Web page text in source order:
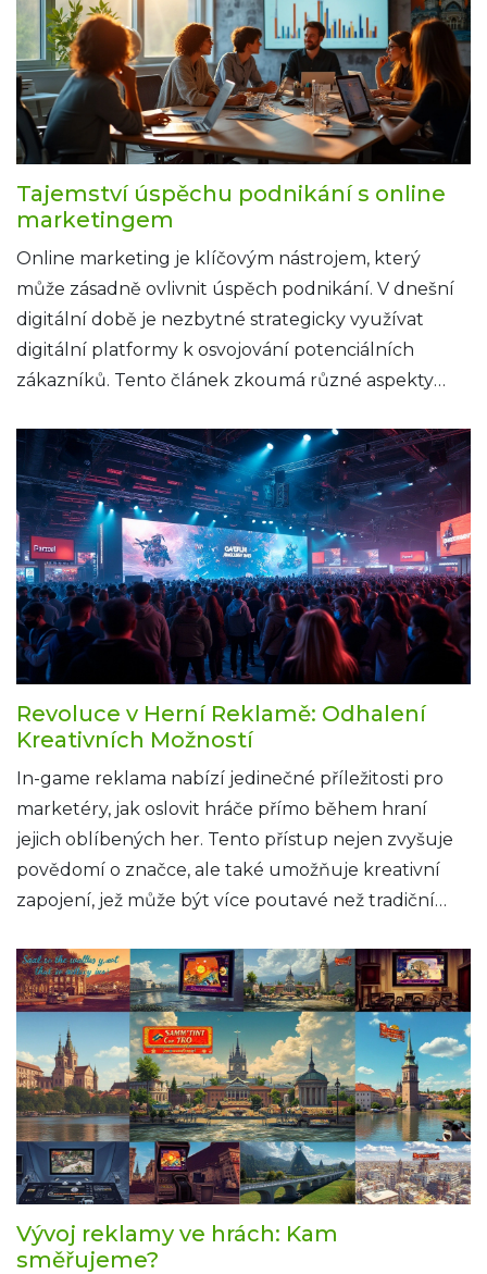
Podívejte se na to, jak to funguje.
Tajemství úspěchu podnikání s online
marketingem
Online marketing je klíčovým nástrojem, který
může zásadně ovlivnit úspěch podnikání. V dnešní
digitální době je nezbytné strategicky využívat
digitální platformy k osvojování potenciálních
zákazníků. Tento článek zkoumá různé aspekty
efektivní využití. Zjistěte, jak se stát viditelnější na
internetu a zvýšit své prodeje.
Revoluce v Herní Reklamě: Odhalení
Kreativních Možností
In-game reklama nabízí jedinečné příležitosti pro
marketéry, jak oslovit hráče přímo během hraní
jejich oblíbených her. Tento přístup nejen zvyšuje
povědomí o značce, ale také umožňuje kreativní
zapojení, jež může být více poutavé než tradiční
inovace, které tuto oblast marketingu posouvají na
novou úroveň. Dále se zabývá výhodami a výzvami,
které s sebou in-game reklama přináší, a poskytuje
praktické tipy jak efektivně oslovit herní komunitu.
Poznejte revoluci v herním světě a zjistěte, jaké
příležitosti čekají inzerenty v této dynamické oblasti.
Vývoj reklamy ve hrách: Kam
směřujeme?